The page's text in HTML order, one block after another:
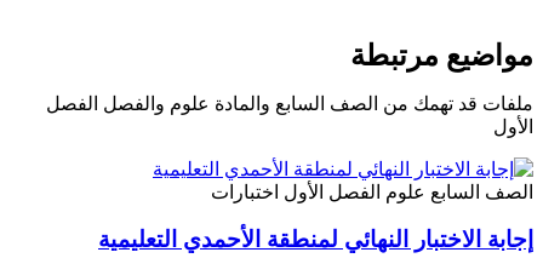
مواضيع مرتبطة
ملفات قد تهمك من الصف السابع والمادة علوم والفصل الفصل
الأول
الصف السابع علوم الفصل الأول اختبارات
إجابة الاختبار النهائي لمنطقة الأحمدي التعليمية